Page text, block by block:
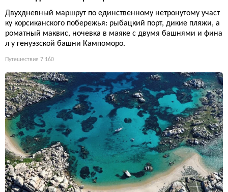
Двухдневный маршрут по единственному нетронутому участ
ку корсиканского побережья: рыбацкий порт, дикие пляжи, а
роматный маквис, ночевка в маяке с двумя башнями и фина
л у генуэзской башни Кампоморо.
Путешествия 7 160